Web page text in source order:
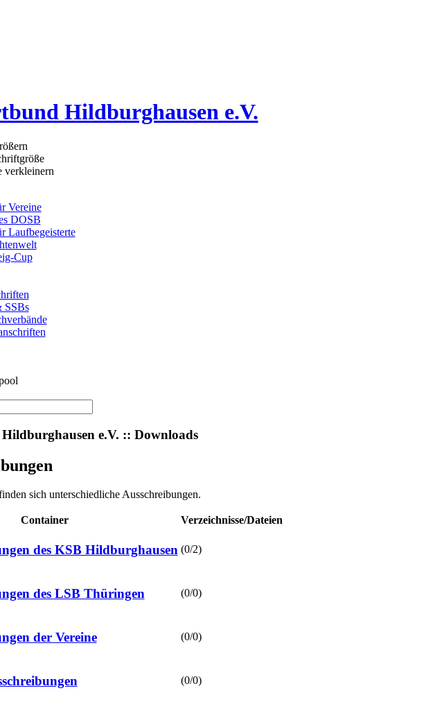
Hildburghausen e.V.
Vereine
DOSB
Laufbegeisterte
Cup
SSBs
e.V. :: Downloads
sich unterschiedliche Ausschreibungen.
Container Verzeichnisse/Dateien
des KSB Hildburghausen (0/2)
des LSB Thüringen (0/0)
der Vereine (0/0)
(0/0)